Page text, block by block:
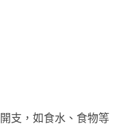
支，如食水、食物等